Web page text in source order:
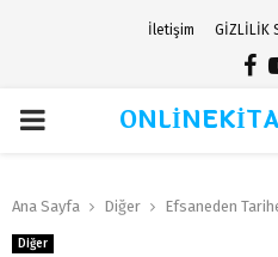
İletişim GİZLİLİK
PRIMARY
Ana Sayfa Diğer Efsaneden
Diğer